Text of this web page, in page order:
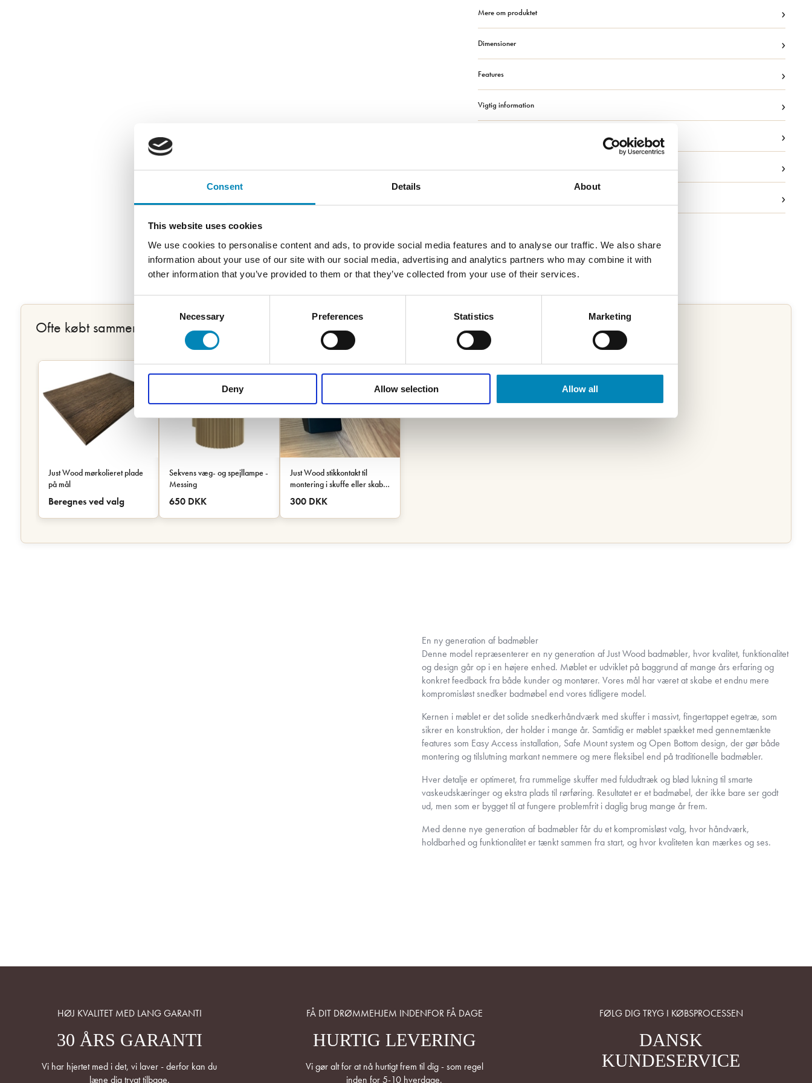
Consent Details About
This website uses cookies
We use cookies to personalise content and ads, to provide social media features and to analyse our traffic. We also share
information about your use of our site with our social media, advertising and analytics partners who may combine it with
other information that you’ve provided to them or that they’ve collected from your use of their services.
Consent
Necessary Preferences Statistics Marketing
Deny Allow selection Allow all
Mere om produktet ›
Dimensioner ›
Features ›
Vigtig information ›
›
›
›
Ofte købt sammen
Just Wood mørkolieret plade
på mål
Beregnes ved valg
Sekvens væg- og spejllampe -
Messing
650 DKK
Just Wood stikkontakt til
montering i skuffe eller skab -
Sort
300 DKK
En ny generation af badmøbler
Denne model repræsenterer en ny generation af Just Wood badmøbler, hvor kvalitet, funktionalitet
og design går op i en højere enhed. Møblet er udviklet på baggrund af mange års erfaring og
konkret feedback fra både kunder og montører. Vores mål har været at skabe et endnu mere
kompromisløst snedker badmøbel end vores tidligere model.
Kernen i møblet er det solide snedkerhåndværk med skuffer i massivt, fingertappet egetræ, som
sikrer en konstruktion, der holder i mange år. Samtidig er møblet spækket med gennemtænkte
features som Easy Access installation, Safe Mount system og Open Bottom design, der gør både
montering og tilslutning markant nemmere og mere fleksibel end på traditionelle badmøbler.
Hver detalje er optimeret, fra rummelige skuffer med fuldudtræk og blød lukning til smarte
vaskeudskæringer og ekstra plads til rørføring. Resultatet er et badmøbel, der ikke bare ser godt
ud, men som er bygget til at fungere problemfrit i daglig brug mange år frem.
Med denne nye generation af badmøbler får du et kompromisløst valg, hvor håndværk,
holdbarhed og funktionalitet er tænkt sammen fra start, og hvor kvaliteten kan mærkes og ses.
HØJ KVALITET MED LANG GARANTI
30 ÅRS GARANTI
Vi har hjertet med i det, vi laver - derfor kan du
læne dig trygt tilbage.
FÅ DIT DRØMMEHJEM INDENFOR FÅ DAGE
HURTIG LEVERING
Vi gør alt for at nå hurtigt frem til dig - som regel
inden for 5-10 hverdage.
FØLG DIG TRYG I KØBSPROCESSEN
DANSK
KUNDESERVICE